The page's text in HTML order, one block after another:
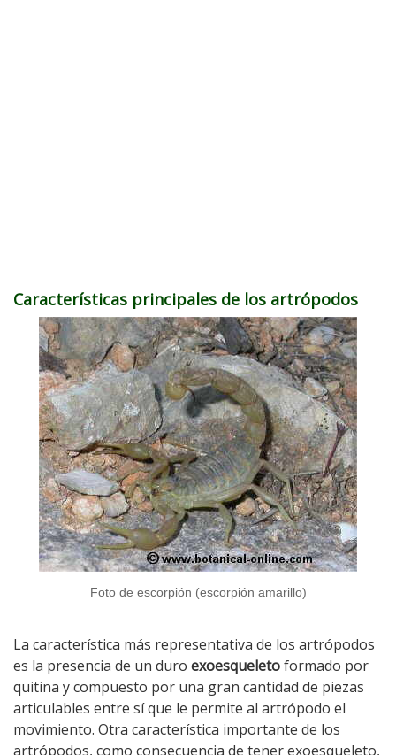
Características principales de los artrópodos
Foto de escorpión (escorpión amarillo)
La característica más representativa de los artrópodos
es la presencia de un duro exoesqueletoformado por
quitina y compuesto por una gran cantidad de piezas
articulables entre sí que le permite al artrópodo el
movimiento. Otra característica importante de los
artrópodos, como consecuencia de tener exoesqueleto,